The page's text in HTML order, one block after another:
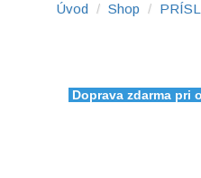
Úvod Shop
Doprava zdarma pri